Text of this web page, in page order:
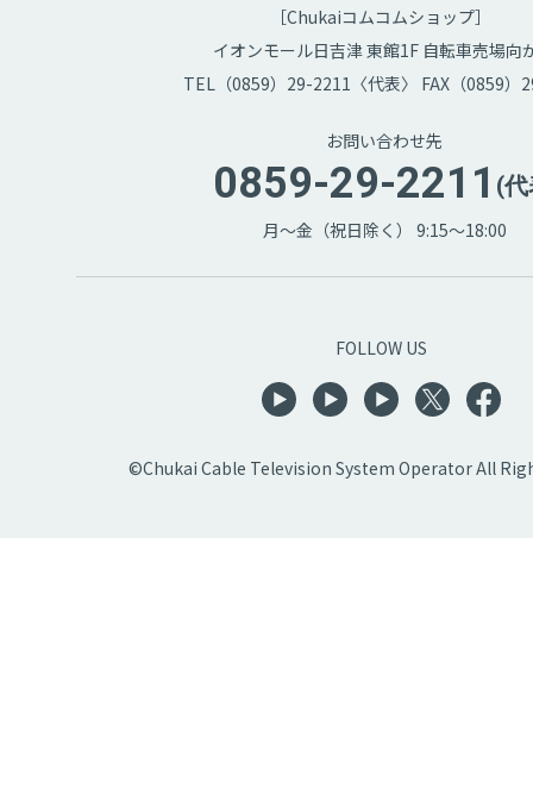
［Chukaiコムコムショップ］
イオンモール日吉津 東館1F 自転車売場向
TEL（0859）29-2211〈代表〉 FAX（0859）
お問い合わせ先
0859-29-2211 (
月～金（祝日除く） 9:15～18:00
FOLLOW US
©Chukai Cable Television System Operator All